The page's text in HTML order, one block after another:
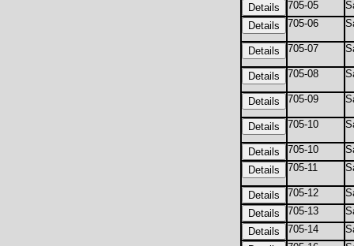
705-05
705-06
705-07
705-08
705-09
705-10
705-10
705-11
705-12
705-13
705-14